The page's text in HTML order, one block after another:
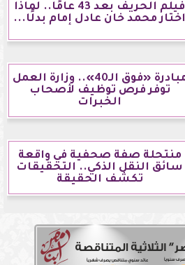
فيلم الحريف بعد 43 عامًا.. لماذا
اختار محمد خان عادل إمام بدلًا...
مبادرة «فوق الـ40».. وزارة العمل
توفر فرص توظيف لأصحاب
الخبرات
منتحلة صفة صحفية في واقعة
سائق النقل الذكي.. التحقيقات
تكشف الحقيقة